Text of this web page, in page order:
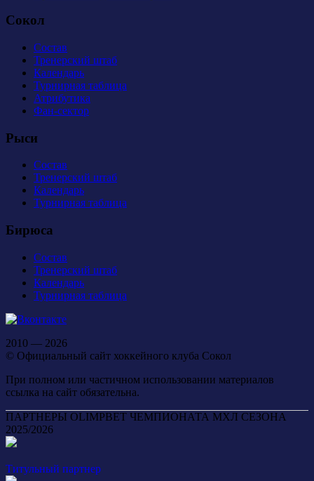
Сокол
Состав
Тренерский штаб
Календарь
Турнирная таблица
Атрибутика
Фан-сектор
Рыси
Состав
Тренерский штаб
Календарь
Турнирная таблица
Бирюса
Состав
Тренерский штаб
Календарь
Турнирная таблица
2010 — 2026
© Официальный сайт хоккейного клуба Сокол
При полном или частичном использовании материалов
ссылка на сайт обязательна.
ПАРТНЕРЫ OLIMPBET ЧЕМПИОНАТА МХЛ СЕЗОНА
2025/2026
Титульный партнер